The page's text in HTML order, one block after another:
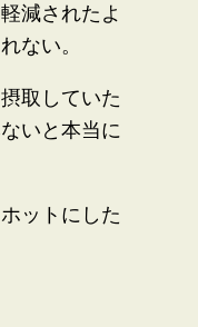
減されたよ
ない。
取していた
いと本当に
ットにした